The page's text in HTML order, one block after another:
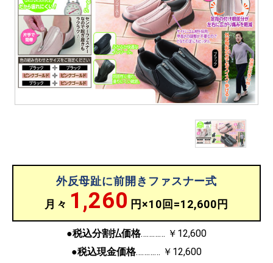
外反母趾に前開きファスナー式
月々 1,260 円×10回=12,600円
●税込分割払価格
￥12,600
●税込現金価格
￥12,600